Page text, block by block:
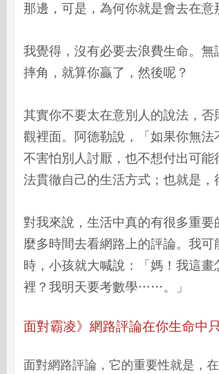
那邊，可是，為何你就是會去在
我覺得，沒有必要去浪費生命。
摔角，就算你贏了，然後呢？
其實你不要太在意別人的說法，
觀裡面。阿德勒說，「如果你無
不害怕別人討厭，也不想付出可
法貫徹自己的生活方式；也就是
對我來說，生活中真的有很多重
麼多時間去看網路上的評論。我
時，小孩就大喊說：「媽！我這
裡？我明天要考數學……。」
面對霸凌》網路評論在你生命中
面對網路評論，它的重要性就是，